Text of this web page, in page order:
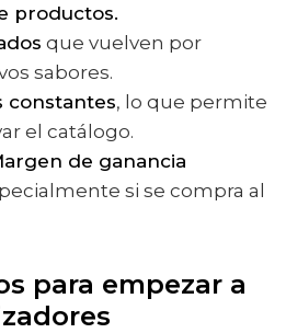
productos.
que vuelven por
sabores.
constantes, lo que permite
el catálogo.
de ganancia
si se compra al
para empezar a